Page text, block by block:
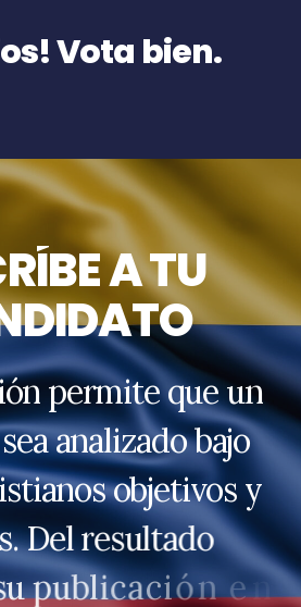
Vota bien.
RÍBEATU
DIDATO
ón permite queun
seaanalizadobajo
stianosobjetivos y
.Delresultado
upublicaciónenla